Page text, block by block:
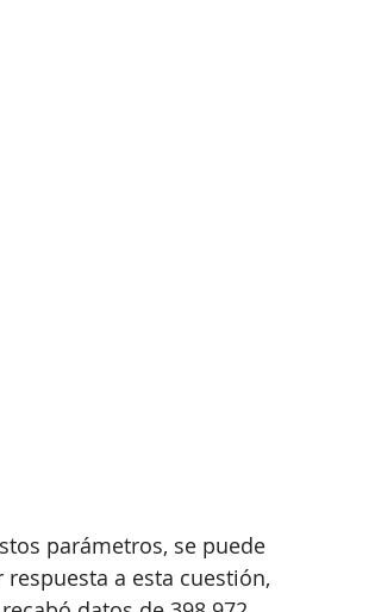
parámetros, se puede
a esta cuestión,